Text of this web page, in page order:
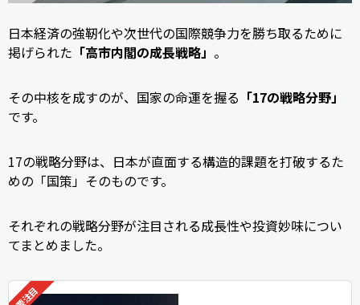
日本経済の強靭化や次世代の国際競争力を勝ち取るために
掲げられた 「高市内閣の成長戦略」 。
その中核を成すのが、国家の命運を握る 「17の戦略分野」
です。
17の戦略分野は、日本が直面する構造的課題を打破するた
めの「国策」そのものです。
それぞれの戦略分野が注目される成長性や投資妙味につい
てまとめました。